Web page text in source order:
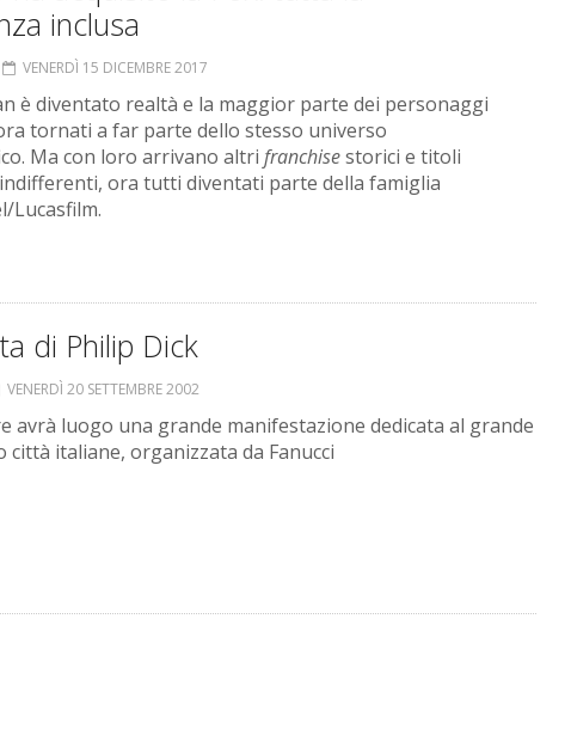
inclusa
VENERDÌ 15 DICEMBRE 2017
è diventato realtà e la maggior parte dei personaggi
tornati a far parte dello stesso universo
Ma con loro arrivano altri franchisestorici e titoli
ora tutti diventati parte della famiglia
Lucasfilm.
di Philip Dick
VENERDÌ 20 SETTEMBRE 2002
avrà luogo una grande manifestazione dedicata al grande
italiane, organizzata da Fanucci